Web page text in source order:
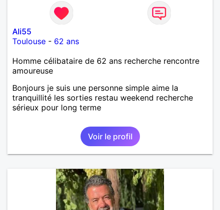
Ali55
Toulouse - 62 ans
Homme célibataire de 62 ans recherche rencontre
amoureuse
Bonjours je suis une personne simple aime la
tranquillité les sorties restau weekend recherche
sérieux pour long terme
Voir le profil